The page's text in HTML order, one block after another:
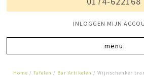
INLOGGEN MIJN
Home /Tafelen / Bar Artikelen / Wijnschenker